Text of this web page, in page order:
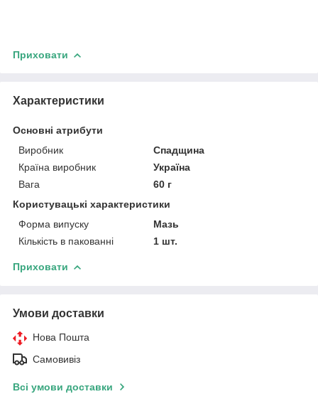
Приховати
Характеристики
Основні атрибути
Виробник
Спадщина
Країна виробник
Україна
Вага
60 г
Користувацькі характеристики
Форма випуску
Мазь
Кількість в пакованні
1 шт.
Приховати
Умови доставки
Нова Пошта
Самовивіз
Всі умови доставки